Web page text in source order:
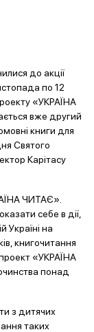
до акції
по 12
«УКРАЇНА
вже другий
книги для
Святого
Карітасу
ЧИТАЄ».
себе в дії,
Україні на
книгочитання
проект «УКРАЇНА
понад
з дитячих
таких